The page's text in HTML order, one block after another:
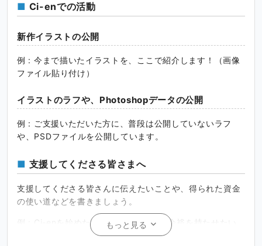
Ci-enでの活動
新作イラストの公開
例 : 今まで描いたイラストを、ここで紹介します！（画像
ファイル貼り付け）
イラストのラフや、Photoshopデータの公開
例 : ご支援いただいた方に、普段は公開していないラフ
や、PSDファイルを公開しています。
支援してくださる皆さまへ
支援してくださる皆さんに伝えたいことや、得られた資金
の使い道などを書きましょう。
例 : Ci-enを始めた理由は、創作時間に余裕を持たせたい
という思いと、モチベーションの維持のためです。ご興味
もっと見る